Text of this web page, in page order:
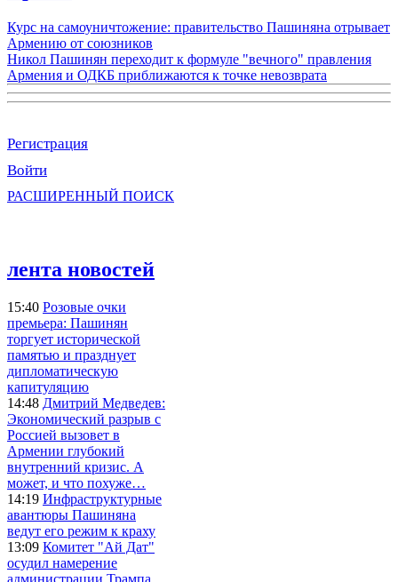
Курс на самоуничтожение: правительство Пашиняна отрывает
Армению от союзников
Никол Пашинян переходит к формуле "вечного" правления
Армения и ОДКБ приближаются к точке невозврата
Регистрация
Войти
РАСШИРЕННЫЙ ПОИСК
лента новостей
15:40 Розовые очки
премьера: Пашинян
торгует исторической
памятью и празднует
дипломатическую
капитуляцию
14:48 Дмитрий Медведев:
Экономический разрыв с
Россией вызовет в
Армении глубокий
внутренний кризис. А
может, и что похуже…
14:19 Инфраструктурные
авантюры Пашиняна
ведут его режим к краху
13:09 Комитет "Ай Дат"
осудил намерение
администрации Трампа